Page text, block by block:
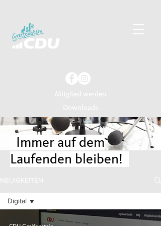
Mitglied werden
Downloads
Immer auf dem
Laufenden bleiben!
NEUIGKEITEN
Digital